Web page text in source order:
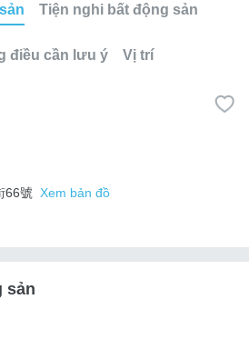
Tiện nghi bất động sản
điều cần lưu ý Vị trí
66號
Xem bản đồ
sản